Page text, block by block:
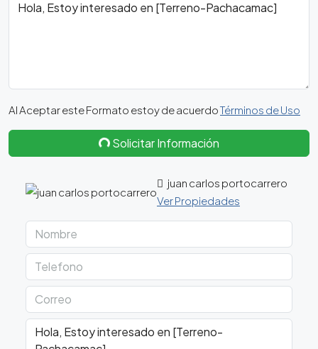
Al Aceptar este Formato estoy de acuerdoTérminos de Uso
Solicitar Información
juan carlos portocarrero
Ver Propiedades